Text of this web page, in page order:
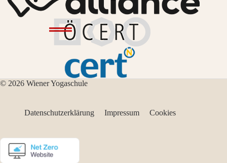
© 2026 Wiener Yogaschule
Datenschutzerklärung Impressum Cookies